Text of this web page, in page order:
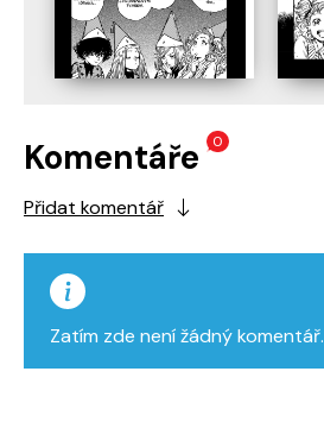
Komentáře 0
Přidat komentář
Zatím zde není žádný komentář.